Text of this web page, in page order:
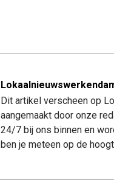
Dit artikel verscheen op
aangemaakt door onze
24/7 bij ons binnen en
ben je meteen op de